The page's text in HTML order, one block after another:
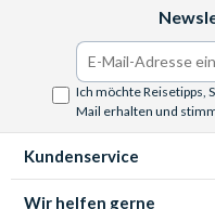
Ich möchte Reisetipps,
Mail erhalten und
Kundenservice
Wir helfen gerne